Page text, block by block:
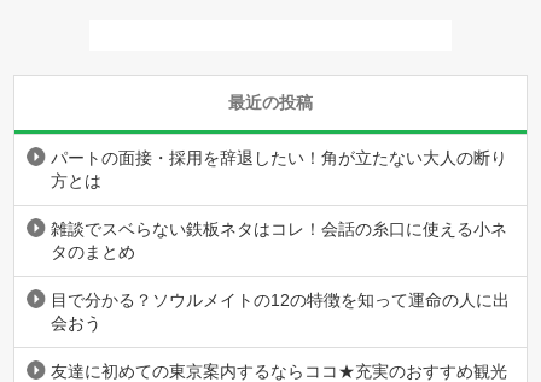
最近の投稿
パートの面接・採用を辞退したい！角が立たない大人の断り
方とは
雑談でスベらない鉄板ネタはコレ！会話の糸口に使える小ネ
タのまとめ
目で分かる？ソウルメイトの12の特徴を知って運命の人に出
会おう
友達に初めての東京案内するならココ★充実のおすすめ観光